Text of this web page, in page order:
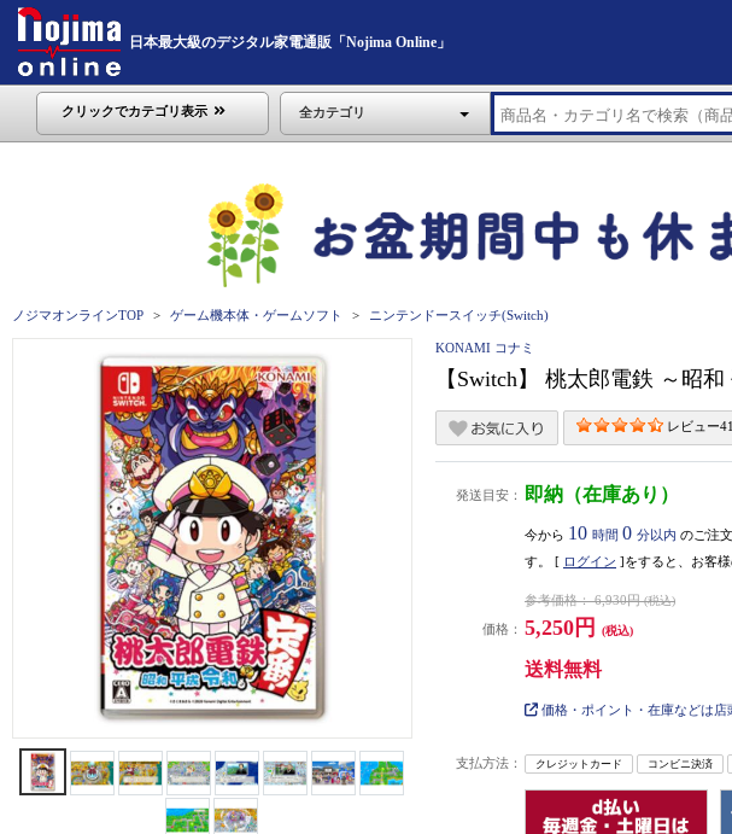
日本最大級のデジタル家電通販「Nojima Online」
クリックでカテゴリ表示 全カテゴリ
ノジマオンラインTOP ゲーム機本体・ゲームソフト ニンテンドースイッチ(Switch)
KONAMI コナミ
【Switch】 桃太郎電鉄 ～昭
レビュー
発送目安： 即納（在庫あり）
今から 10 時間 0 分以内 のご注
す。 [ ログイン ]をすると、お客
価格：
参考価格： 6,930円(税込)
5,250円 (税込)
送料無料
価格・ポイント・在庫などは店
支払方法： クレジットカード コンビニ決済